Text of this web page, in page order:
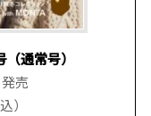
通常号）
売
）